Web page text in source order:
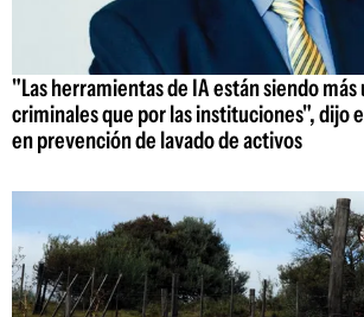
"Las herramientas de IA están siendo
criminales que por las instituciones", dijo
en prevención de lavado de activos